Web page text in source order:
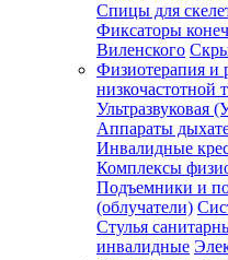
Спицы для
Фиксаторы
Виленского
Физиотерапия и
низкочастотной
Ультразвуковая
Аппараты
Инвалидные
Комплексы
Подъемники и
(облучатели)
Стулья
инвалидные